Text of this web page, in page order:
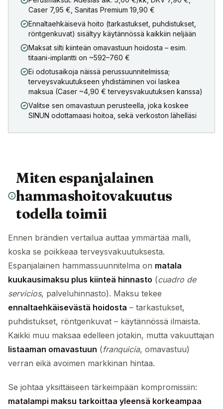
Caser 7,95 €, Sanitas Premium 19,90 €
Ennaltaehkäisevä hoito (tarkastukset, puhdistukset,
röntgenkuvat) sisältyy käytännössä kaikkiin neljään
Maksat silti kiinteän omavastuun hoidosta – esim.
titaani-implantti on ~592–760 €
Ei odotusaikoja näissä perussuunnitelmissa;
terveysvakuutukseen yhdistäminen voi laskea
maksua (Caser ~4,90 € terveysvakuutuksen kanssa)
Valitse sen omavastuun perusteella, joka koskee
SINUN odottamaasi hoitoa, sekä verkoston lähelläsi
Miten espanjalainen
hammashoitovakuutus
todella toimii
Ennen brändien vertailua auttaa ymmärtää malli,
koska se poikkeaa terveysvakuutuksesta.
Espanjalainen hammassuunnitelma on matala
kuukausimaksu plus kiinteä hinnasto (cuadro de
servicios, palveluhinnasto). Maksu tekee
ennaltaehkäisevästä hoidosta – tarkastukset,
puhdistukset, röntgenkuvat – käytännössä ilmaista.
Kaikki muu maksaa edelleen jotakin, mutta vakuuttajan
listaaman omavastuun (franquicia, omavastuu)
verran eikä avoimen markkinan hintaa.
Se johtaa yksittäiseen tärkeimpään kompromissiin:
matalampi maksu tarkoittaa yleensä korkeampaa